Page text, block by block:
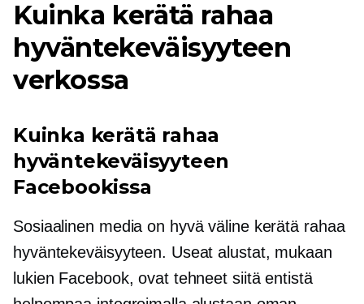
Kuinka kerätä rahaa
hyväntekeväisyyteen
verkossa
Kuinka kerätä rahaa
hyväntekeväisyyteen
Facebookissa
Sosiaalinen media on hyvä väline kerätä rahaa
hyväntekeväisyyteen. Useat alustat, mukaan
lukien Facebook, ovat tehneet siitä entistä